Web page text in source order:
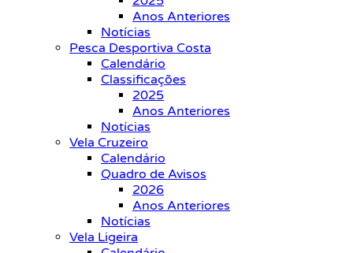
Anos Anteriores
Notícias
Pesca Desportiva Costa
Calendário
Classificações
2025
Anos Anteriores
Notícias
Vela Cruzeiro
Calendário
Quadro de Avisos
2026
Anos Anteriores
Notícias
Vela Ligeira